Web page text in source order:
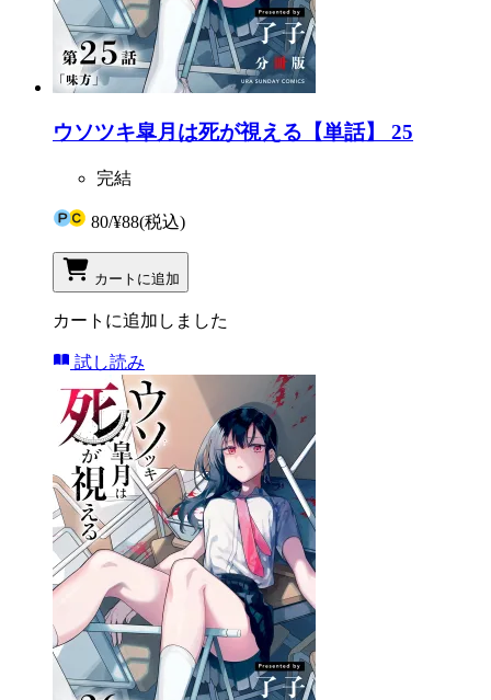
ウソツキ皐月は死が視える【単話】 25
完結
80/¥88(税込)
カートに追加
カートに追加しました
試し読み